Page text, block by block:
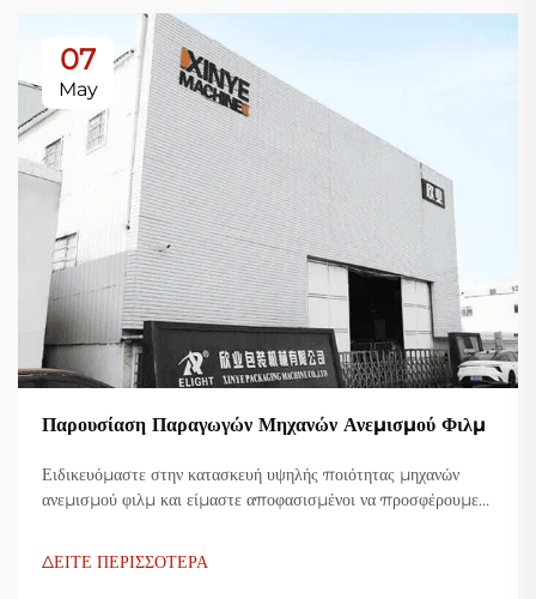
07
May
Παρουσίαση Παραγωγών Μηχανών Ανεμισμού Φιλμ
Ειδικευόμαστε στην κατασκευή υψηλής ποιότητας μηχανών
ανεμισμού φιλμ και είμαστε αποφασισμένοι να προσφέρουμε
τεχνολογία, είναι υψίστης αποδοτικότητας, οικονομικές και
ΔΕΙΤΕ ΠΕΡΙΣΣΟΤΕΡΑ